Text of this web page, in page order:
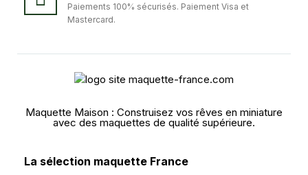
Paiements 100% sécurisés. Paiement Visa et
Mastercard.
Maquette Maison : Construisez vos rêves en miniature
avec des maquettes de qualité supérieure.
La sélection maquette France